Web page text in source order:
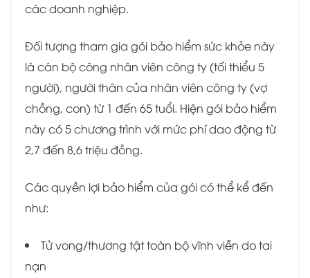
các doanh nghiệp.
Đối tượng tham gia gói bảo hiểm sức khỏe này
là cán bộ công nhân viên công ty (tối thiểu 5
người), người thân của nhân viên công ty (vợ
chồng, con) từ 1 đến 65 tuổi. Hiện gói bảo hiểm
này có 5 chương trình với mức phí dao động từ
2,7 đến 8,6 triệu đồng.
Các quyền lợi bảo hiểm của gói có thể kể đến
như:
Tử vong/thương tật toàn bộ vĩnh viễn do tai
nạn